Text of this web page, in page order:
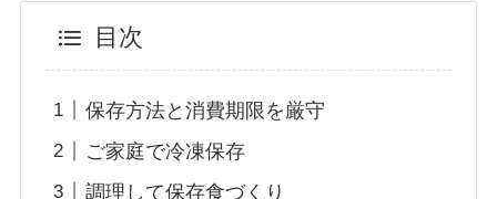
目次
保存方法と消費期限を厳守
ご家庭で冷凍保存
調理して保存食づくり